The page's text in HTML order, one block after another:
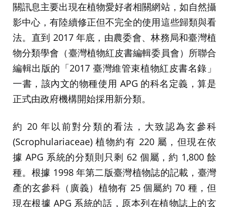
關訊息主要出現在植物愛好者相關網站，如自然攝
影中心，有陸續修正但不完全的使用這些歸類與看
法。直到 2017 年底，由農委會、林務局和臺灣植
物分類學會（臺灣植物紅皮書編輯委員會）所聯合
編輯出版的「2017 臺灣維管束植物紅皮書名錄」
一書，該內文的物種使用 APG 的科名定義，算是
正式由政府機構開始採用新分類。
約 20 年以前對分類的看法，大致認為玄參科
(Scrophulariaceae) 植物約有 220 屬，但現在依
據 APG 系統的分類則只剩 62 個屬，約 1,800 餘
種。根據 1998 年第二版臺灣植物誌的記載，臺灣
產的玄參科（廣義）植物有 25 個屬約 70 種，但
現在根據 APG 系統的話，原本列在植物誌上的玄